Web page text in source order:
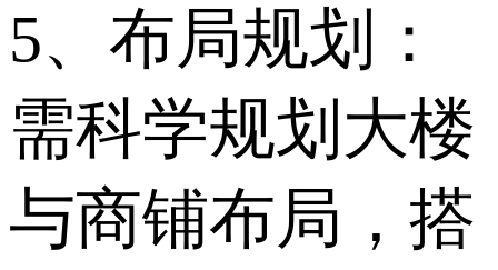
5、布局规划：
需科学规划大楼
与商铺布局，搭